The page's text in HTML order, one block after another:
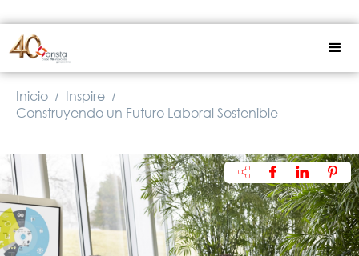
Inicio / Inspire /
Construyendo un Futuro Laboral Sostenible